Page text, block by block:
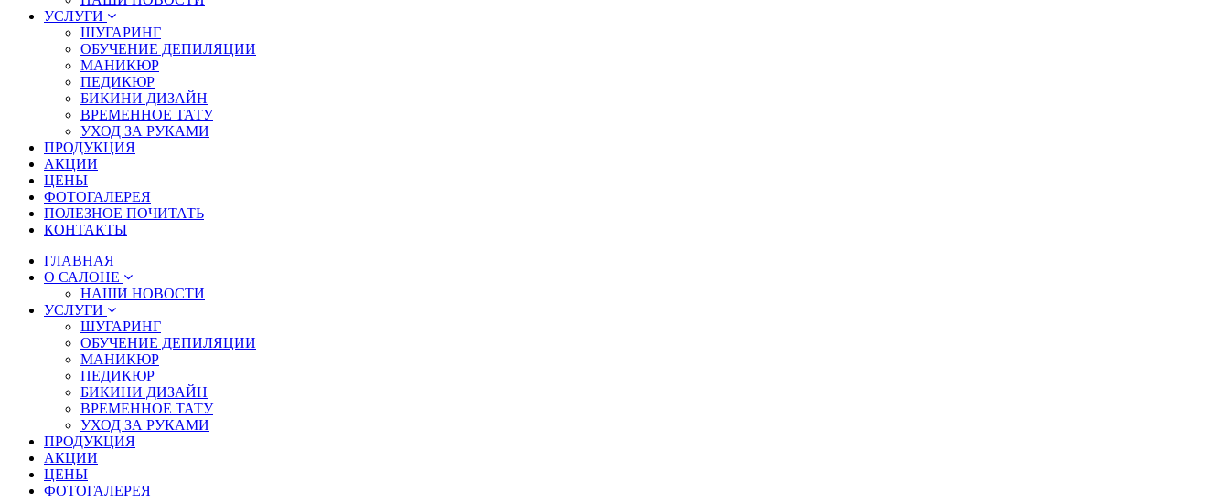
УСЛУГИ
ШУГАРИНГ
ОБУЧЕНИЕ ДЕПИЛЯЦИИ
МАНИКЮР
ПЕДИКЮР
БИКИНИ ДИЗАЙН
ВРЕМЕННОЕ ТАТУ
УХОД ЗА РУКАМИ
ПРОДУКЦИЯ
АКЦИИ
ЦЕНЫ
ФОТОГАЛЕРЕЯ
ПОЛЕЗНОЕ ПОЧИТАТЬ
КОНТАКТЫ
ГЛАВНАЯ
О САЛОНЕ
НАШИ НОВОСТИ
УСЛУГИ
ШУГАРИНГ
ОБУЧЕНИЕ ДЕПИЛЯЦИИ
МАНИКЮР
ПЕДИКЮР
БИКИНИ ДИЗАЙН
ВРЕМЕННОЕ ТАТУ
УХОД ЗА РУКАМИ
ПРОДУКЦИЯ
АКЦИИ
ЦЕНЫ
ФОТОГАЛЕРЕЯ